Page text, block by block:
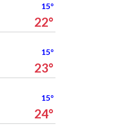
15°
22°
15°
23°
15°
24°